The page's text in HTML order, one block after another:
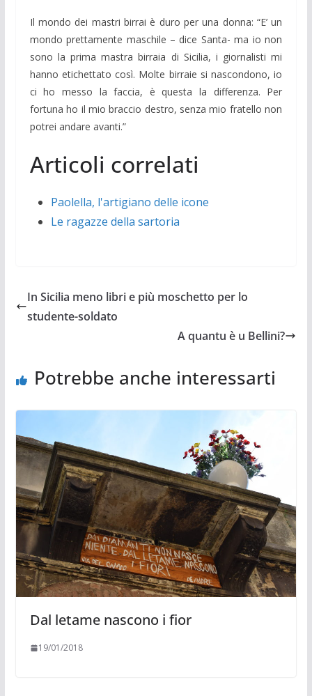
Il mondo dei mastri birrai è duro per una donna: “E’ un
mondo prettamente maschile – dice Santa- ma io non
sono la prima mastra birraia di Sicilia, i giornalisti mi
hanno etichettato così. Molte birraie si nascondono, io
ci ho messo la faccia, è questa la differenza. Per
fortuna ho il mio braccio destro, senza mio fratello non
potrei andare avanti.”
Articoli correlati
Paolella, l'artigiano delle icone
Le ragazze della sartoria
In Sicilia meno libri e più moschetto per lo
studente-soldato
A quantu è u Bellini?
Potrebbe anche interessarti
Dal letame nascono i fior
19/01/2018